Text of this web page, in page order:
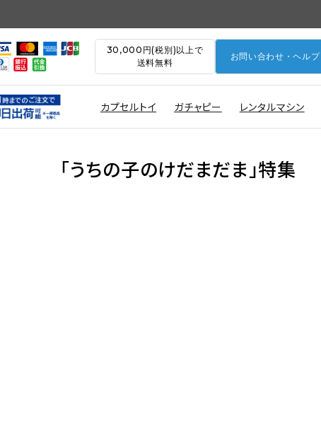
30,000円(税別)以上で
送料無料
お問い合わせ・ヘルプ
カプセルトイ ガチャピー レンタルマシン
「うちの子のけだまだま」特集